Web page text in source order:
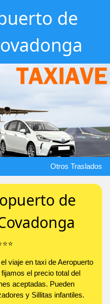
de
Otros Traslados
de
viaje en taxi de Aeropuerto
el precio total del
aceptadas. Pueden
y Sillitas infantiles.